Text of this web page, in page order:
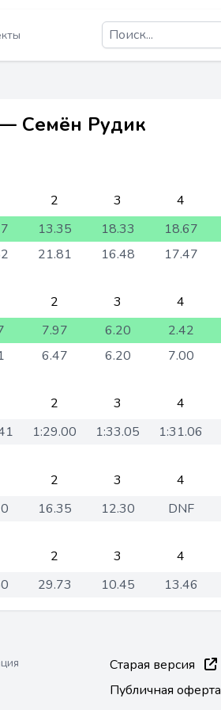
— Семён Рудик
2 3 4
13.35 18.33 18.67
21.81 16.48 17.47
2 3 4
7.97 6.20 2.42
6.47 6.20 7.00
2 3 4
1:29.00 1:33.05 1:31.06
2 3 4
16.35 12.30 DNF
2 3 4
29.73 10.45 13.46
Старая версия
Публичная оферта